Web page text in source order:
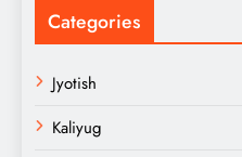
Categories
Jyotish
Kaliyug